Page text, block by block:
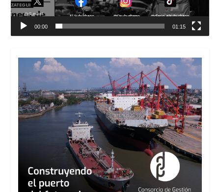
00:00 01:15